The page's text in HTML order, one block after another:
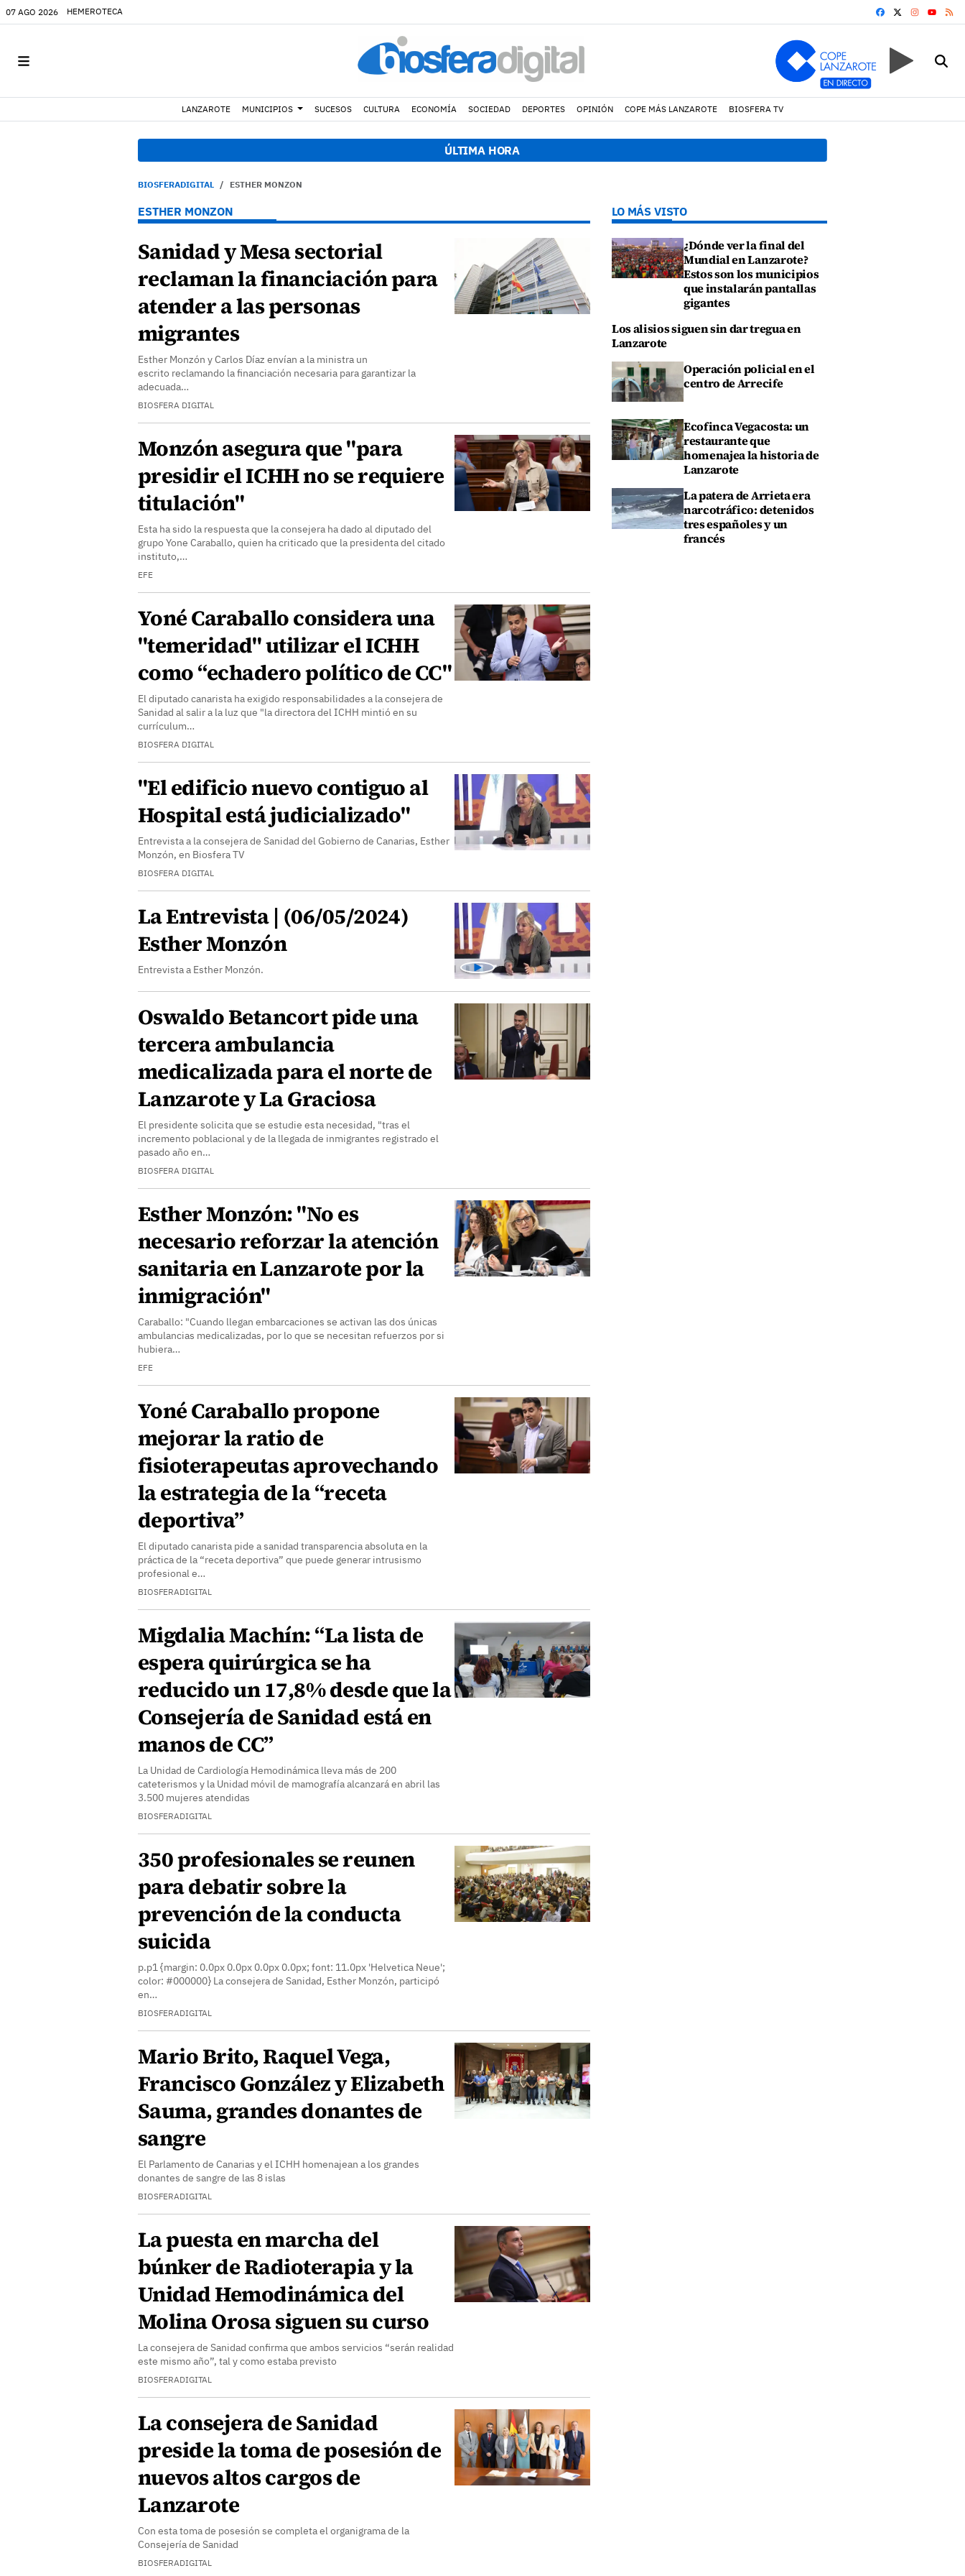
07 AGO 2026 HEMEROTECA FACEBOOK
YOUTUBE
LANZAROTE MUNICIPIOS SUCESOS CULTURA ECONOMÍA SOCIEDAD DEPORTES OPINIÓN COPE MÁS LANZAROTE BIOSFERA TV
ÚLTIMA HORA
BIOSFERADIGITAL ESTHER MONZON
ESTHER MONZON
Sanidad y Mesa sectorial
reclaman la financiación para
atender a las personas
migrantes
Esther Monzón y Carlos Díaz envían a la ministra un
escrito reclamando la financiación necesaria para garantizar la
adecuada…
BIOSFERA DIGITAL
Monzón asegura que "para
presidir el ICHH no se requiere
titulación"
Esta ha sido la respuesta que la consejera ha dado al diputado del
grupo Yone Caraballo, quien ha criticado que la presidenta del citado
instituto,…
EFE
Yoné Caraballo considera una
"temeridad" utilizar el ICHH
como “echadero político de CC"
El diputado canarista ha exigido responsabilidades a la consejera de
Sanidad al salir a la luz que "la directora del ICHH mintió en su
currículum…
BIOSFERA DIGITAL
"El edificio nuevo contiguo al
Hospital está judicializado"
Entrevista a la consejera de Sanidad del Gobierno de Canarias, Esther
Monzón, en Biosfera TV
BIOSFERA DIGITAL
La Entrevista | (06/05/2024)
Esther Monzón
Entrevista a Esther Monzón.
Oswaldo Betancort pide una
tercera ambulancia
medicalizada para el norte de
Lanzarote y La Graciosa
El presidente solicita que se estudie esta necesidad, "tras el
incremento poblacional y de la llegada de inmigrantes registrado el
pasado año en…
BIOSFERA DIGITAL
Esther Monzón: "No es
necesario reforzar la atención
sanitaria en Lanzarote por la
inmigración"
Caraballo: "Cuando llegan embarcaciones se activan las dos únicas
ambulancias medicalizadas, por lo que se necesitan refuerzos por si
hubiera…
EFE
Yoné Caraballo propone
mejorar la ratio de
fisioterapeutas aprovechando
la estrategia de la “receta
deportiva”
El diputado canarista pide a sanidad transparencia absoluta en la
práctica de la “receta deportiva” que puede generar intrusismo
profesional e…
BIOSFERADIGITAL
Migdalia Machín: “La lista de
espera quirúrgica se ha
reducido un 17,8% desde que la
Consejería de Sanidad está en
manos de CC”
La Unidad de Cardiología Hemodinámica lleva más de 200
cateterismos y la Unidad móvil de mamografía alcanzará en abril las
3.500 mujeres atendidas
BIOSFERADIGITAL
350 profesionales se reunen
para debatir sobre la
prevención de la conducta
suicida
p.p1 {margin: 0.0px 0.0px 0.0px 0.0px; font: 11.0px 'Helvetica Neue';
color: #000000} La consejera de Sanidad, Esther Monzón, participó
en…
BIOSFERADIGITAL
Mario Brito, Raquel Vega,
Francisco González y Elizabeth
Sauma, grandes donantes de
sangre
El Parlamento de Canarias y el ICHH homenajean a los grandes
donantes de sangre de las 8 islas
BIOSFERADIGITAL
La puesta en marcha del
búnker de Radioterapia y la
Unidad Hemodinámica del
Molina Orosa siguen su curso
La consejera de Sanidad confirma que ambos servicios “serán realidad
este mismo año”, tal y como estaba previsto
BIOSFERADIGITAL
La consejera de Sanidad
preside la toma de posesión de
nuevos altos cargos de
Lanzarote
Con esta toma de posesión se completa el organigrama de la
Consejería de Sanidad
BIOSFERADIGITAL
LO MÁS VISTO
¿Dónde ver la final del
Mundial en Lanzarote?
Estos son los municipios
que instalarán pantallas
gigantes
Los alisios siguen sin dar tregua en
Lanzarote
Operación policial en el
centro de Arrecife
Ecofinca Vegacosta: un
restaurante que
homenajea la historia de
Lanzarote
La patera de Arrieta era
narcotráfico: detenidos
tres españoles y un
francés